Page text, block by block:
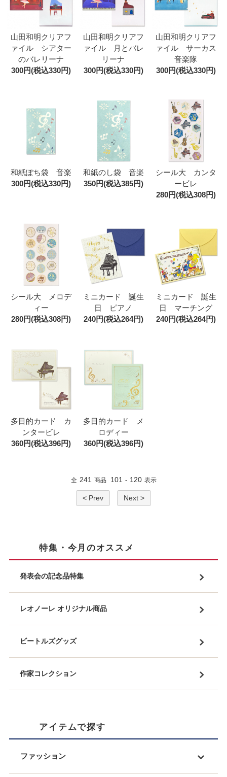
山田和明クリアフ
ァイル シアター
のバレリーナ
300円(税込330円)
山田和明クリアフ
ァイル 月とバレ
リーナ
300円(税込330円)
山田和明クリアフ
ァイル サーカス
音楽隊
300円(税込330円)
和紙ぽち袋 音楽
300円(税込330円)
和紙のし袋 音楽
350円(税込385円)
シール大 カンタ
ービレ
280円(税込308円)
シール大 メロデ
ィー
280円(税込308円)
ミニカード 誕生
日 ピアノ
240円(税込264円)
ミニカード 誕生
日 マーチング
240円(税込264円)
多目的カード カ
ンタービレ
360円(税込396円)
多目的カード メ
ロディー
360円(税込396円)
全 241 商品 101 - 120 表示
< Prev Next >
特集・今月のオススメ
発表会の記念品特集
レオノーレ オリジナル商品
ビートルズグッズ
作家コレクション
アイテムで探す
ファッション